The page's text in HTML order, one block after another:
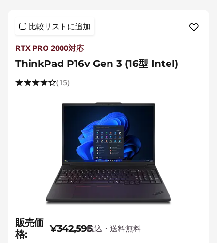
比較リストに追加
RTX PRO 2000対応
ThinkPad P16v Gen 3 (16型 Intel)
(15)
販売価
格:
¥342,595税込・送料無料